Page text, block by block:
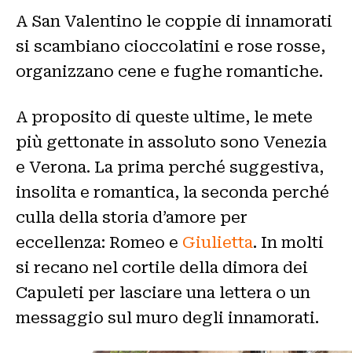
A San Valentino le coppie di innamorati
si scambiano cioccolatini e rose rosse,
organizzano cene e fughe romantiche.
A proposito di queste ultime, le mete
più gettonate in assoluto sono Venezia
e Verona. La prima perché suggestiva,
insolita e romantica, la seconda perché
culla della storia d’amore per
eccellenza: Romeo e Giulietta. In molti
si recano nel cortile della dimora dei
Capuleti per lasciare una lettera o un
messaggio sul muro degli innamorati.